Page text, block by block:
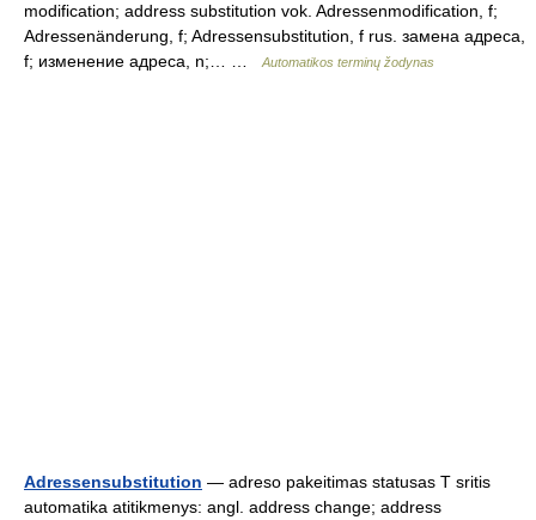
modification; address substitution vok. Adressenmodification, f;
Adressenänderung, f; Adressensubstitution, f rus. замена адреса,
f; изменение адреса, n;… …
Automatikos terminų žodynas
Adressensubstitution — adreso pakeitimas statusas T sritis
automatika atitikmenys: angl. address change; address